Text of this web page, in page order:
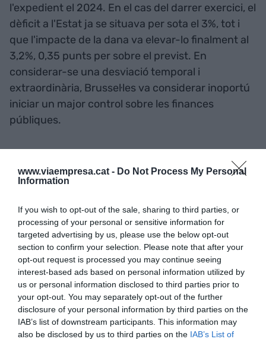
www.viaempresa.cat - Do Not Process My Personal
Information
If you wish to opt-out of the sale, sharing to third parties, or
processing of your personal or sensitive information for
targeted advertising by us, please use the below opt-out
section to confirm your selection. Please note that after your
opt-out request is processed you may continue seeing
interest-based ads based on personal information utilized by
us or personal information disclosed to third parties prior to
your opt-out. You may separately opt-out of the further
disclosure of your personal information by third parties on the
IAB’s list of downstream participants. This information may
also be disclosed by us to third parties on the IAB’s List of
l'expedient el 2024. En el cas del darrer exercici, el
dèficit a l'Estat ja se situava per sota el 3%, tot i
que l'impacte de la dana va elevar-lo finalment al
3,2%, 0,35 punts per sobre el previst. En
considerar-se una desviació temporal i
extraordinària, Brussel·les va considerar inoportú
iniciar un major control sobre les finances
públiques.
Tot i que Espanya es presenta com un dels estats
interanuals, aquest es manté com el cinquè més
elevat de l'eurozona. A més, malgrat el descens
respecte al primer trimestre del 2024, el deute en
comparació al tancament del 2024 s'ha elevat,
passant del 101,8% del PIB al 103,5% actual.
Espanya es mante com el